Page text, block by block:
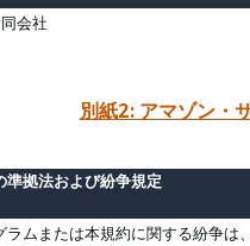
会社
別紙2: アマゾン・
準拠法および紛争規定
ラムまたは本規約に関する紛争